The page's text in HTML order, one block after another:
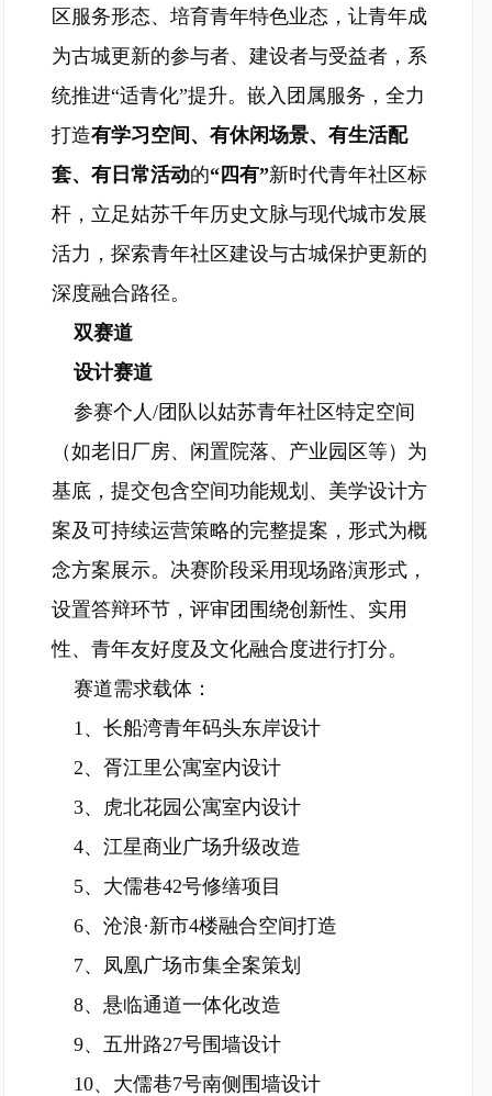
区服务形态、培育青年特色业态，让青年成
为古城更新的参与者、建设者与受益者，系
统推进“适青化”提升。嵌入团属服务，全力
打造有学习空间、有休闲场景、有生活配
套、有日常活动的“四有”新时代青年社区标
杆，立足姑苏千年历史文脉与现代城市发展
活力，探索青年社区建设与古城保护更新的
深度融合路径。
双赛道
设计赛道
参赛个人/团队以姑苏青年社区特定空间
（如老旧厂房、闲置院落、产业园区等）为
基底，提交包含空间功能规划、美学设计方
案及可持续运营策略的完整提案，形式为概
念方案展示。决赛阶段采用现场路演形式，
设置答辩环节，评审团围绕创新性、实用
性、青年友好度及文化融合度进行打分。
赛道需求载体：
1、长船湾青年码头东岸设计
2、胥江里公寓室内设计
3、虎北花园公寓室内设计
4、江星商业广场升级改造
5、大儒巷42号修缮项目
6、沧浪·新市4楼融合空间打造
7、凤凰广场市集全案策划
8、悬临通道一体化改造
9、五卅路27号围墙设计
10、大儒巷7号南侧围墙设计